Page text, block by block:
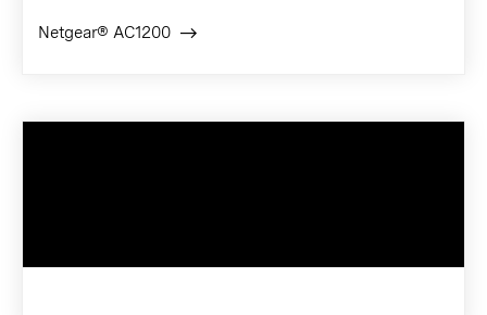
Netgear® AC1200